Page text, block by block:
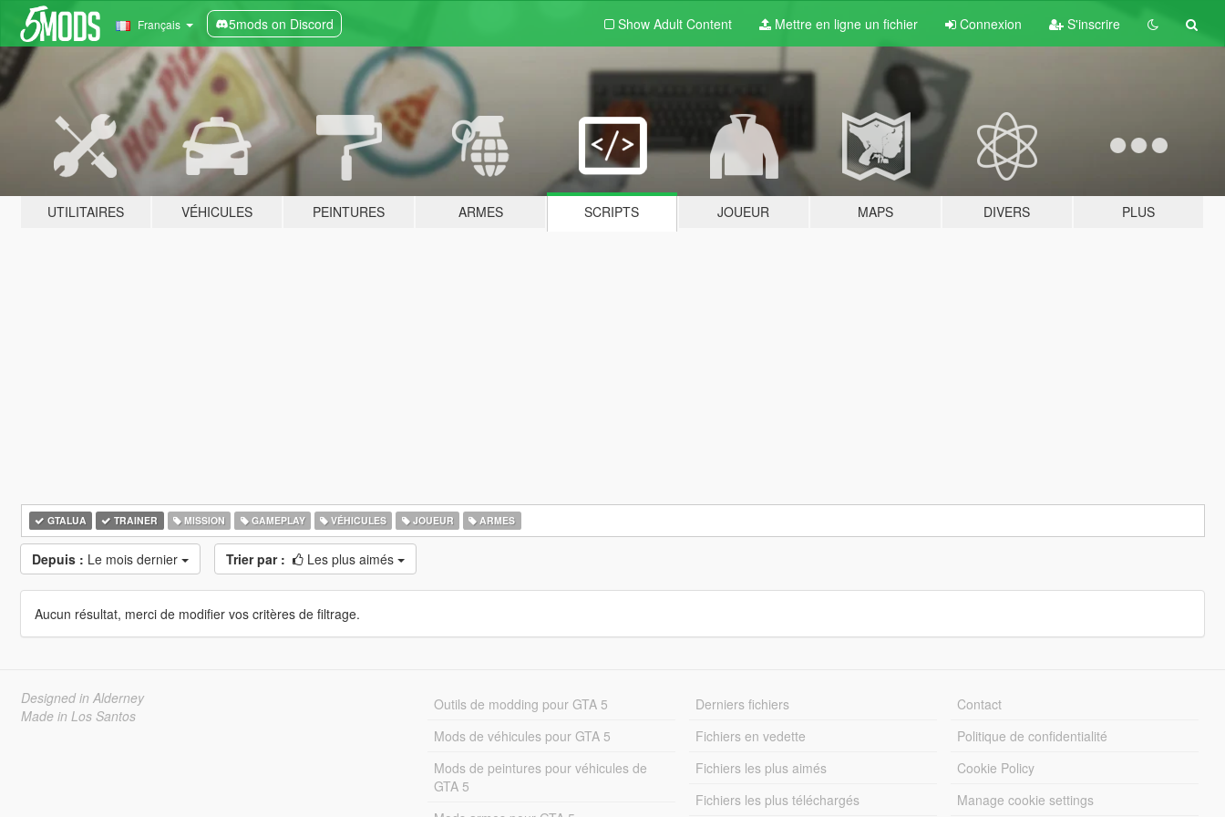
Français 5mods on Discord Show Adult Content Mettre en ligne un fichier Connexion S'inscrire
UTILITAIRES VÉHICULES PEINTURES ARMES SCRIPTS JOUEUR MAPS DIVERS PLUS
GTALUA TRAINER MISSION GAMEPLAY VÉHICULES JOUEUR ARMES
Depuis : Le mois dernier Trier par : Les plus aimés
Aucun résultat, merci de modifier vos critères de filtrage.
Designed in Alderney
Made in Los Santos
Outils de modding pour GTA 5
Mods de véhicules pour GTA 5
Mods de peintures pour véhicules de
GTA 5
Derniers fichiers
Fichiers en vedette
Fichiers les plus aimés
Fichiers les plus téléchargés
Contact
Politique de confidentialité
Cookie Policy
Manage cookie settings